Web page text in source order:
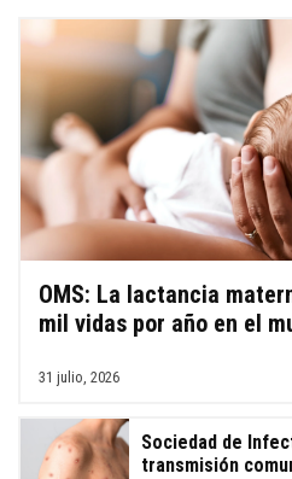
OMS: La lactancia
mil vidas por año en el
31 julio, 2026
Sociedad de
transmisión